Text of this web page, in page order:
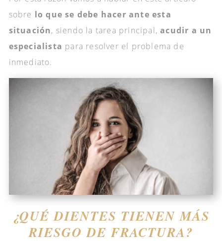
sobre lo que se debe hacer ante esta
situación, siendo la tarea principal,acudir a un
especialista para resolver el problema de
inmediato.
¿QUÉ DIENTES TIENEN MÁS
RIESGO DE FRACTURA?